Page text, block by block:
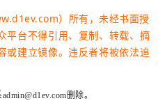
）所有，未经书面授
平台不得引用、复制、转载、摘
或建立镜像。违反者将被依法追
删除。